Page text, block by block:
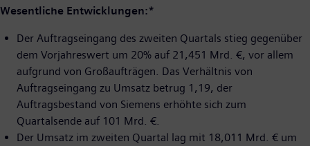
Wesentliche Entwicklungen:*
Der Auftragseingang des zweiten Quartals stieg gegenüber
dem Vorjahreswert um 20% auf 21,451 Mrd. €, vor allem
aufgrund von Großaufträgen. Das Verhältnis von
Auftragseingang zu Umsatz betrug 1,19, der
Auftragsbestand von Siemens erhöhte sich zum
Quartalsende auf 101 Mrd. €.
Der Umsatz im zweiten Quartal lag mit 18,011 Mrd. € um